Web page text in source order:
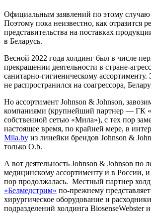
Официальным заявлений по этому случаю
Поэтому пока неизвестно, как отразится
представительства на поставках
в Беларусь.
Весной 2022 года холдинг был в числе
прекращении деятельности в стране-
санитарно-гигиеническому ассортименту.
не распространился на соагрессора,
Но ассортимент Johnson & Johnson,
компаниями (крупнейший партнер — ГК
собственной сетью «Мила»), с тех пор
настоящее время, по крайней мере, в
Mila.by из линейки брендов Johnson &
только O.b.
А вот деятельность Johnson & Johnson по
медицинскому ассортименту и в России,
пор продолжалась. Местный партнер
«Белмедстрим» по-прежнему
хирургическое оборудование и
подразделений холдинга BiosenseWebster